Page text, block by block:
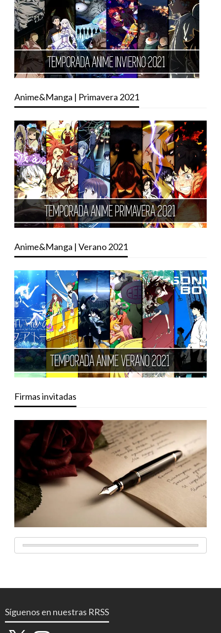
Anime&Manga | Primavera 2021
Anime&Manga | Verano 2021
Firmas invitadas
Síguenos en nuestras RRSS